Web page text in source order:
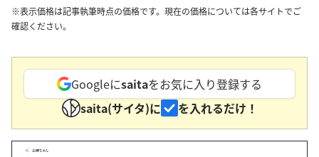
※表示価格は記事執筆時点の価格です。現在の価格については各サイトでご
確認ください。
Googleにsaitaをお気に入り登録する
saita(サイタ)に
を入れるだけ！